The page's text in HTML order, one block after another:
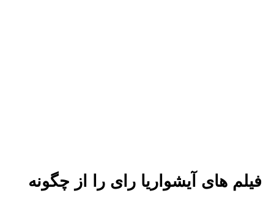
فیلم های آیشواریا رای را از چگونه